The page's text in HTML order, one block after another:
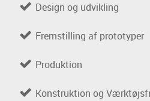
Design og udvikling
Fremstilling af prototyper
Produktion
Konstruktion og